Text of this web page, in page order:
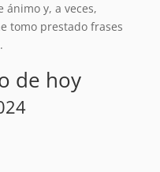
ánimo y, a veces,
tomo prestado frases
de hoy